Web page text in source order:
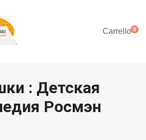
Carrello0
: Детская
Росмэн